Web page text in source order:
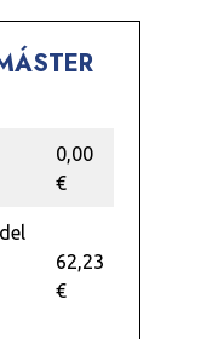
0,00
€
62,23
€